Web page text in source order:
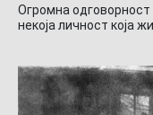
Огромна
некоја личност која